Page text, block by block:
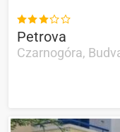

Petrova
Czarnogóra,